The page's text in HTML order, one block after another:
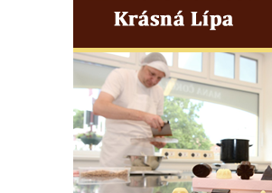
Hammerberský kříž na křižovatce mezi
domy čp. 739 a 758 v Mikulášovicích
Kříž Johannese Herlta poblíž domu čp. 428
v Mikulášovicích
Drascheho kříž na zahradě domu čp. 915 v
Mikulášovicích
Hillův kříž u domu čp. 436 v Mikulášovicích
Hampelův kříž západně od dolního nádraží